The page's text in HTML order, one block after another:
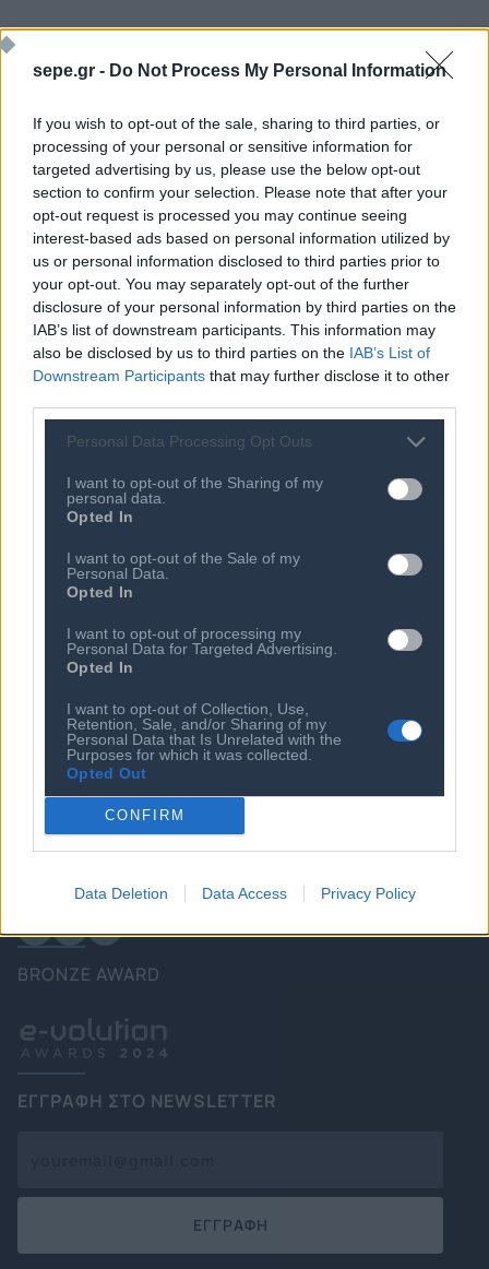
sepe.gr - Do Not Process My Personal Information
If you wish to opt-out of the sale, sharing to third parties, or
processing of your personal or sensitive information for
targeted advertising by us, please use the below opt-out
section to confirm your selection. Please note that after your
opt-out request is processed you may continue seeing
interest-based ads based on personal information utilized by
us or personal information disclosed to third parties prior to
your opt-out. You may separately opt-out of the further
disclosure of your personal information by third parties on the
IAB’s list of downstream participants. This information may
also be disclosed by us to third parties on the IAB’s List of
Downstream Participants that may further disclose it to other
Personal Data Processing Opt Outs
I want to opt-out of the Sharing of my
personal data.
Opted In
I want to opt-out of the Sale of my
Personal Data.
Opted In
I want to opt-out of processing my
Personal Data for Targeted Advertising.
Opted In
I want to opt-out of Collection, Use,
Retention, Sale, and/or Sharing of my
Personal Data that Is Unrelated with the
Purposes for which it was collected.
Opted Out
CONFIRM
Data Deletion Data Access Privacy Policy
Ποιος είναι ο ΣΕΠΕ
Καταστατικό
Κώδικας Δεοντολογίας
Κανονισμός Διαιτησίας
Ιστορικό
Διοικητικό Συμβούλιο/
Αιρετά Όργανα
Διοικητικό Προσωπικό &
Συνεργάτες
Επιχειρήσεις - Μέλη
Εγγραφή Νέου Μέλους
Προνόμια Μελών
Επιτροπές & Ομάδες
Εργασίας
Εκδηλώσεις
Διαβουλεύσεις
Ευκαιρίες Καριέρας
Ο ΣΕΠΕ είναι Μέλος
Διεθνών Οργανισμών
Τεχνολογικά Νέα
Έρευνες - Μελέτες
Άρθρα & Συνεντεύξεις
Οικονομία
Επικοινωνία
Επιχειρήσεις
Ενέργεια
Καιρός
BRONZE AWARD
ΕΓΓΡΑΦΗ ΣΤΟ NEWSLETTER
ΕΓΓΡΑΦΗ